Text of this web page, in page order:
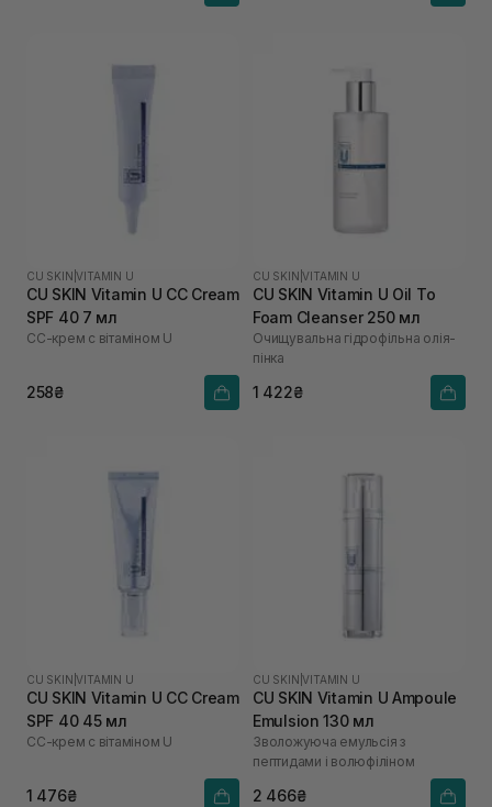
CU SKIN |VITAMIN U
CU SKIN Vitamin U CC Cream
SPF 40 7 мл
СС-крем с вітаміном U
258₴
CU SKIN |VITAMIN U
CU SKIN Vitamin U Oil To
Foam Cleanser 250 мл
Очищувальна гідрофільна олія-
пінка
1 422₴
CU SKIN |VITAMIN U
CU SKIN Vitamin U CC Cream
SPF 40 45 мл
СС-крем с вітаміном U
1 476₴
CU SKIN |VITAMIN U
CU SKIN Vitamin U Ampoule
Emulsion 130 мл
Зволожуюча емульсія з
пептидами і волюфіліном
2 466₴